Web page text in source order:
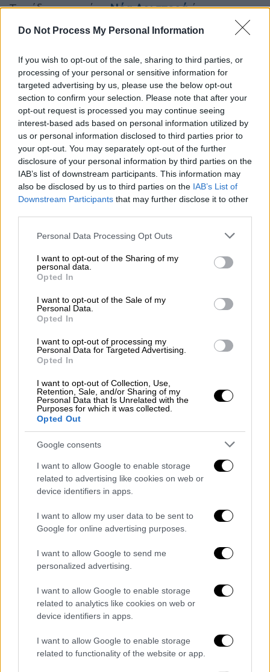
Do Not Process My Personal Information
If you wish to opt-out of the sale, sharing to third parties, or
processing of your personal or sensitive information for
targeted advertising by us, please use the below opt-out
section to confirm your selection. Please note that after your
opt-out request is processed you may continue seeing
interest-based ads based on personal information utilized by
us or personal information disclosed to third parties prior to
your opt-out. You may separately opt-out of the further
disclosure of your personal information by third parties on the
IAB’s list of downstream participants. This information may
also be disclosed by us to third parties on the IAB’s List of
Downstream Participants that may further disclose it to other
Please note that this website/app uses one or more Google
not limited to your visit or usage behaviour. You may click to
grant or deny consent to Google and its third-party tags to
use your data for below specified purposes in below Google
consent section.
Personal Data Processing Opt Outs
I want to opt-out of the Sharing of my
personal data.
Opted In
I want to opt-out of the Sale of my
Personal Data.
Opted In
I want to opt-out of processing my
Personal Data for Targeted Advertising.
Opted In
I want to opt-out of Collection, Use,
Retention, Sale, and/or Sharing of my
Personal Data that Is Unrelated with the
Purposes for which it was collected.
Opted Out
Google consents
I want to allow Google to enable storage
related to advertising like cookies on web or
device identifiers in apps.
I want to allow my user data to be sent to
Google for online advertising purposes.
I want to allow Google to send me
personalized advertising.
I want to allow Google to enable storage
related to analytics like cookies on web or
device identifiers in apps.
I want to allow Google to enable storage
related to functionality of the website or app.
Την ίδια στιγμή, ηΝέα Αριστεράέχει
οδηγηθεί σε
πλήρες κοινοβουλευτικό κραχ
και αναμένεται να αντιμετωπίσει υπαρξιακά
προβλήματα από εδώ και πέρα. Η μαζική
αποχώρηση 143 στελεχών και 7 βουλευτών
οδήγησε στην επίσημη διάλυση της
Κοινοβουλευτικής της Ομάδας. Ηπαραίτηση
της Έφης Αχτσιόγλουαπό το βουλευτικό
αξίωμα και η παράδοση της έδρας της
σφραγίζουν επί της ουσίας το τέλος του
συγκεκριμένου εγχειρήματος, με την ίδια να
επιλέγει μια στάση η οποία αφήνει ανοιχτή
την προοπτική μελλοντικής ένταξης στην
Η στρατηγική Τσίπρα: Ατομικές
προσχωρήσεις και αποφυγή ανοιχτής
ανάμειξης
Από την πλευρά του, ο Αλέξης Τσίπρας
διαχειρίζεται τη ρευστότητα στον χώρο της
κυριαρχίας, αποφεύγοντας -προς το παρόν-
τις διαπραγματεύσεις με κομματικές
γραφειοκρατίες. Σύμφωνα με πληροφορίες,
το σχέδιο της ΕΛ.Α.Σ. για την ενσωμάτωση
στελεχών από τα κόμματα του διαλύονται
στα Αριστερά δεν βασίζεται σε συμμαχίες
κορυφής, αλλά σε
ατομικές προσχωρήσεις
σιωπηλή μέχρι στιγμής στάση του απέναντι
στο φυλλορρόημα του ΣΥΡΙΖΑ και της Νέας
Ο πρώην πρωθυπουργός επιδιώκει το κόμμα
σχημάτων χωρίς να δεσμευτεί από τις
εσωτερικές τους έριδες, αλλά και χωρίς να
παρέμβει στα εσωκομματικά τους ζητήματα
τους -ανοιχτά τουλάχιστον. Στόχος της
στρατηγικής που χαράσσουν στο επιτελείο
της ΕΛ.Α.Σ. είναι το νέο κόμμα να
εμφανιστεί ως ο μοναδικός ρεαλιστικός